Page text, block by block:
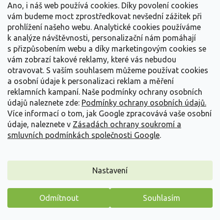
Ano, i náš web používá cookies. Díky povolení cookies
vám budeme moct zprostředkovat nevšední zážitek při
prohlížení našeho webu. Analytické cookies používáme
k analýze návštěvnosti, personalizační nám pomáhají
s přizpůsobením webu a díky marketingovým cookies se
vám zobrazí takové reklamy, které vás nebudou
otravovat. S vaším souhlasem můžeme používat cookies
a osobní údaje k personalizaci reklam a měření
reklamních kampaní. Naše podmínky ochrany osobních
údajů naleznete zde: Podmínky ochrany osobních údajů.
Více informací o tom, jak Google zpracovává vaše osobní
údaje, naleznete v Zásadách ochrany soukromí a
smluvních podmínkách společnosti Google.
Nastavení
Odmítnout Souhlasím
odpovíme nejpozději do 24 hodin
216 216 019
Všeobecné dotazy k rostlinám
info@zahradnictvi-spomysl.cz
odpovíme nejpozději do 24 hodin
216 216 019
Nejčastější otázky
Novinky do Vašeho e-mailu
Připojte se k odběru newsletteru a dostávejte tipy,
Máme pro vás malý dárek